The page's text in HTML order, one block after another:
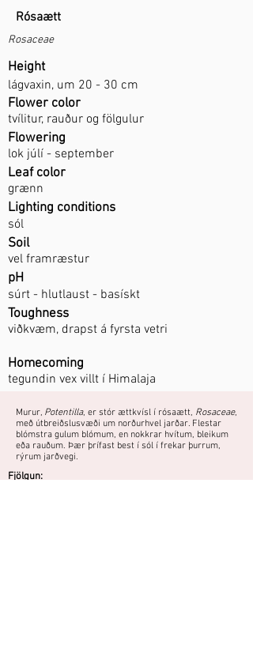
Rósaætt
Rosaceae
Height
lágvaxin, um 20 - 30 cm
Flower color
tvílitur, rauður og fölgulur
Flowering
lok júlí - september
Leaf color
grænn
Lighting conditions
sól
Soil
vel framræstur
pH
súrt - hlutlaust - basískt
Toughness
viðkvæm, drapst á fyrsta vetri
Homecoming
tegundin vex villt í Himalaja
Murur, Potentilla, er stór ættkvísl í rósaætt, Rosaceae,
með útbreiðslusvæði um norðurhvel jarðar. Flestar
blómstra gulum blómum, en nokkrar hvítum, bleikum
eða rauðum. Þær þrífast best í sól í frekar þurrum,
rýrum jarðvegi.​
Fjölgun: